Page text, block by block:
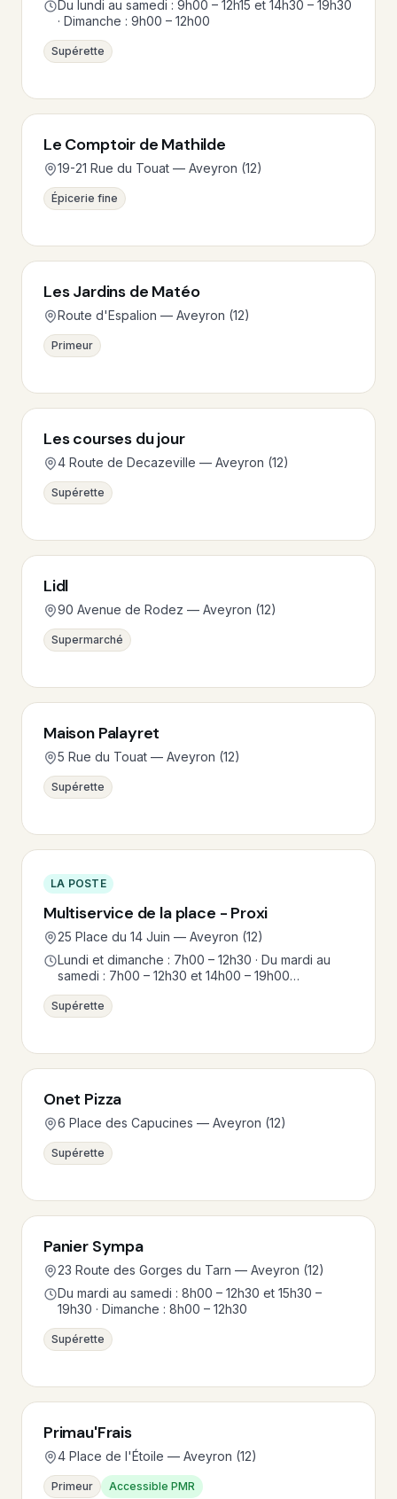
Du lundi au samedi : 9h00 – 12h15 et 14h30 – 19h30
· Dimanche : 9h00 – 12h00
Supérette
Le Comptoir de Mathilde
19-21 Rue du Touat — Aveyron (12)
Épicerie fine
Les Jardins de Matéo
Route d'Espalion — Aveyron (12)
Primeur
Les courses du jour
4 Route de Decazeville — Aveyron (12)
Supérette
Lidl
90 Avenue de Rodez — Aveyron (12)
Supermarché
Maison Palayret
5 Rue du Touat — Aveyron (12)
Supérette
LA POSTE
Multiservice de la place - Proxi
25 Place du 14 Juin — Aveyron (12)
Lundi et dimanche : 7h00 – 12h30 · Du mardi au
samedi : 7h00 – 12h30 et 14h00 – 19h00…
Supérette
Onet Pizza
6 Place des Capucines — Aveyron (12)
Supérette
Panier Sympa
23 Route des Gorges du Tarn — Aveyron (12)
Du mardi au samedi : 8h00 – 12h30 et 15h30 –
19h30 · Dimanche : 8h00 – 12h30
Supérette
Primau'Frais
4 Place de l'Étoile — Aveyron (12)
Primeur Accessible PMR